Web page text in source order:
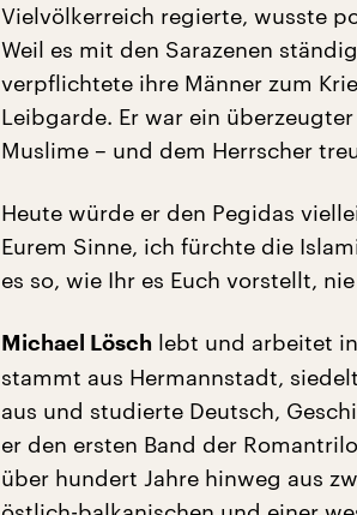
Vielvölkerreich regierte, wusste
Weil es mit den Sarazenen
verpflichtete ihre Männer zum
Leibgarde. Er war ein
Muslime – und dem Herrscher
Heute würde er den Pegidas
Eurem Sinne, ich fürchte die
es so, wie Ihr es Euch vorstellt,
Michael Lösch lebt und arbeitet
stammt aus Hermannstadt,
aus und studierte Deutsch,
er den ersten Band der
über hundert Jahre hinweg aus